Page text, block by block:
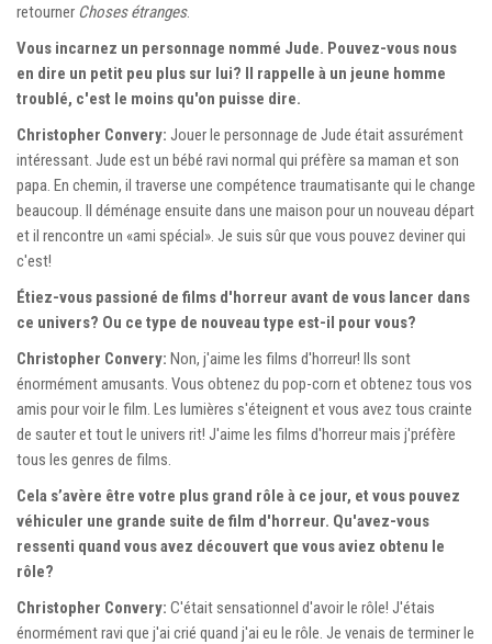
retourner Choses étranges.
Vous incarnez un personnage nommé Jude. Pouvez-vous nous
en dire un petit peu plus sur lui? Il rappelle à un jeune homme
troublé, c'est le moins qu'on puisse dire.
Christopher Convery: Jouer le personnage de Jude était assurément
intéressant. Jude est un bébé ravi normal qui préfère sa maman et son
papa. En chemin, il traverse une compétence traumatisante qui le change
beaucoup. Il déménage ensuite dans une maison pour un nouveau départ
et il rencontre un «ami spécial». Je suis sûr que vous pouvez deviner qui
c'est!
Étiez-vous passioné de films d'horreur avant de vous lancer dans
ce univers? Ou ce type de nouveau type est-il pour vous?
Christopher Convery: Non, j'aime les films d'horreur! Ils sont
énormément amusants. Vous obtenez du pop-corn et obtenez tous vos
amis pour voir le film. Les lumières s'éteignent et vous avez tous crainte
de sauter et tout le univers rit! J'aime les films d'horreur mais j'préfère
tous les genres de films.
Cela s’avère être votre plus grand rôle à ce jour, et vous pouvez
véhiculer une grande suite de film d'horreur. Qu'avez-vous
ressenti quand vous avez découvert que vous aviez obtenu le
rôle?
Christopher Convery: C'était sensationnel d'avoir le rôle! J'étais
énormément ravi que j'ai crié quand j'ai eu le rôle. Je venais de terminer le